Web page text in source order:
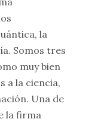
la
Somos tres
muy bien
a la ciencia,
Una de
la firma